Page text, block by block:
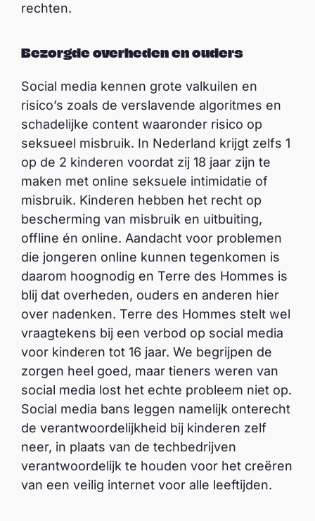
rechten.
Bezorgde overheden en ouders
Social media kennen grote valkuilen en
risico’s zoals de verslavende algoritmes en
schadelijke content waaronder risico op
seksueel misbruik. In Nederland krijgt zelfs 1
op de 2 kinderen voordat zij 18 jaar zijn te
maken met online seksuele intimidatie of
misbruik. Kinderen hebben het recht op
bescherming van misbruik en uitbuiting,
offline én online. Aandacht voor problemen
die jongeren online kunnen tegenkomen is
daarom hoognodig en Terre des Hommes is
blij dat overheden, ouders en anderen hier
over nadenken. Terre des Hommes stelt wel
vraagtekens bij een verbod op social media
voor kinderen tot 16 jaar. We begrijpen de
zorgen heel goed, maar tieners weren van
social media lost het echte probleem niet op.
Social media bans leggen namelijk onterecht
de verantwoordelijkheid bij kinderen zelf
neer, in plaats van de techbedrijven
verantwoordelijk te houden voor het creëren
van een veilig internet voor alle leeftijden.